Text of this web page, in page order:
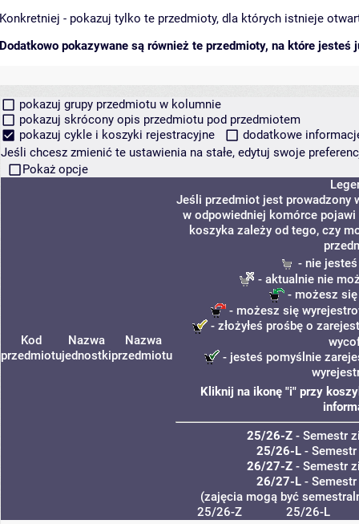
Konkretniej - pokazuj tylko te przedmioty, dla których istnieje
Dodatkowo pokazywane są również te przedmioty, na które jesteś
pokazuj grupy przedmiotu w kolumnie
pokazuj skrócony opis przedmiotu pod przedmiotem
pokazuj cykle i koszyki rejestracyjne
dodatkowe
Jeśli chcesz zmienić te ustawienia na stałe, edytuj swoje
Pokaż opcje
Kod
przedmiotu
Nazwa
jednostki
Nazwa
przedmiotu
Jeśli przedmiot jest prowadzony
w odpowiedniej komórce
koszyka zależy od tego, czy
- nie
- aktualnie nie
- możesz się
- możesz się
- złożyłeś prośbę o
- jesteś pomyślnie
Kliknij na ikonę "i" przy
25/26-Z - Semestr
25/26-L -
26/27-Z - Semestr
26/27-L -
(zajęcia mogą być
25/26-Z
25/26-L